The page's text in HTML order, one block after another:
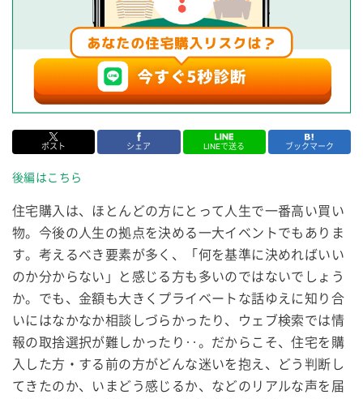
ポスト シェア LINEで送る ブックマーク
後編はこちら
住宅購入は、ほとんどの方にとって人生で一番高い買い
物。今後の人生の拠点を決める一大イベントでもありま
す。考えるべき要素が多く、「何を基準に決めればいい
のか分からない」と感じる方も多いのではないでしょう
か。でも、金額も大きくプライベートな話ゆえに知り合
いにはなかなか相談しづらかったり、ウェブ検索では情
報の取捨選択が難しかったり‥。だからこそ、住宅を購
入した方・する前の方がどんな迷いを抱え、どう判断し
てきたのか、いまどう感じるか、などのリアルな声を届